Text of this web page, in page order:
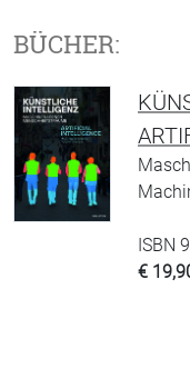
BÜCHER:
ISBN
€